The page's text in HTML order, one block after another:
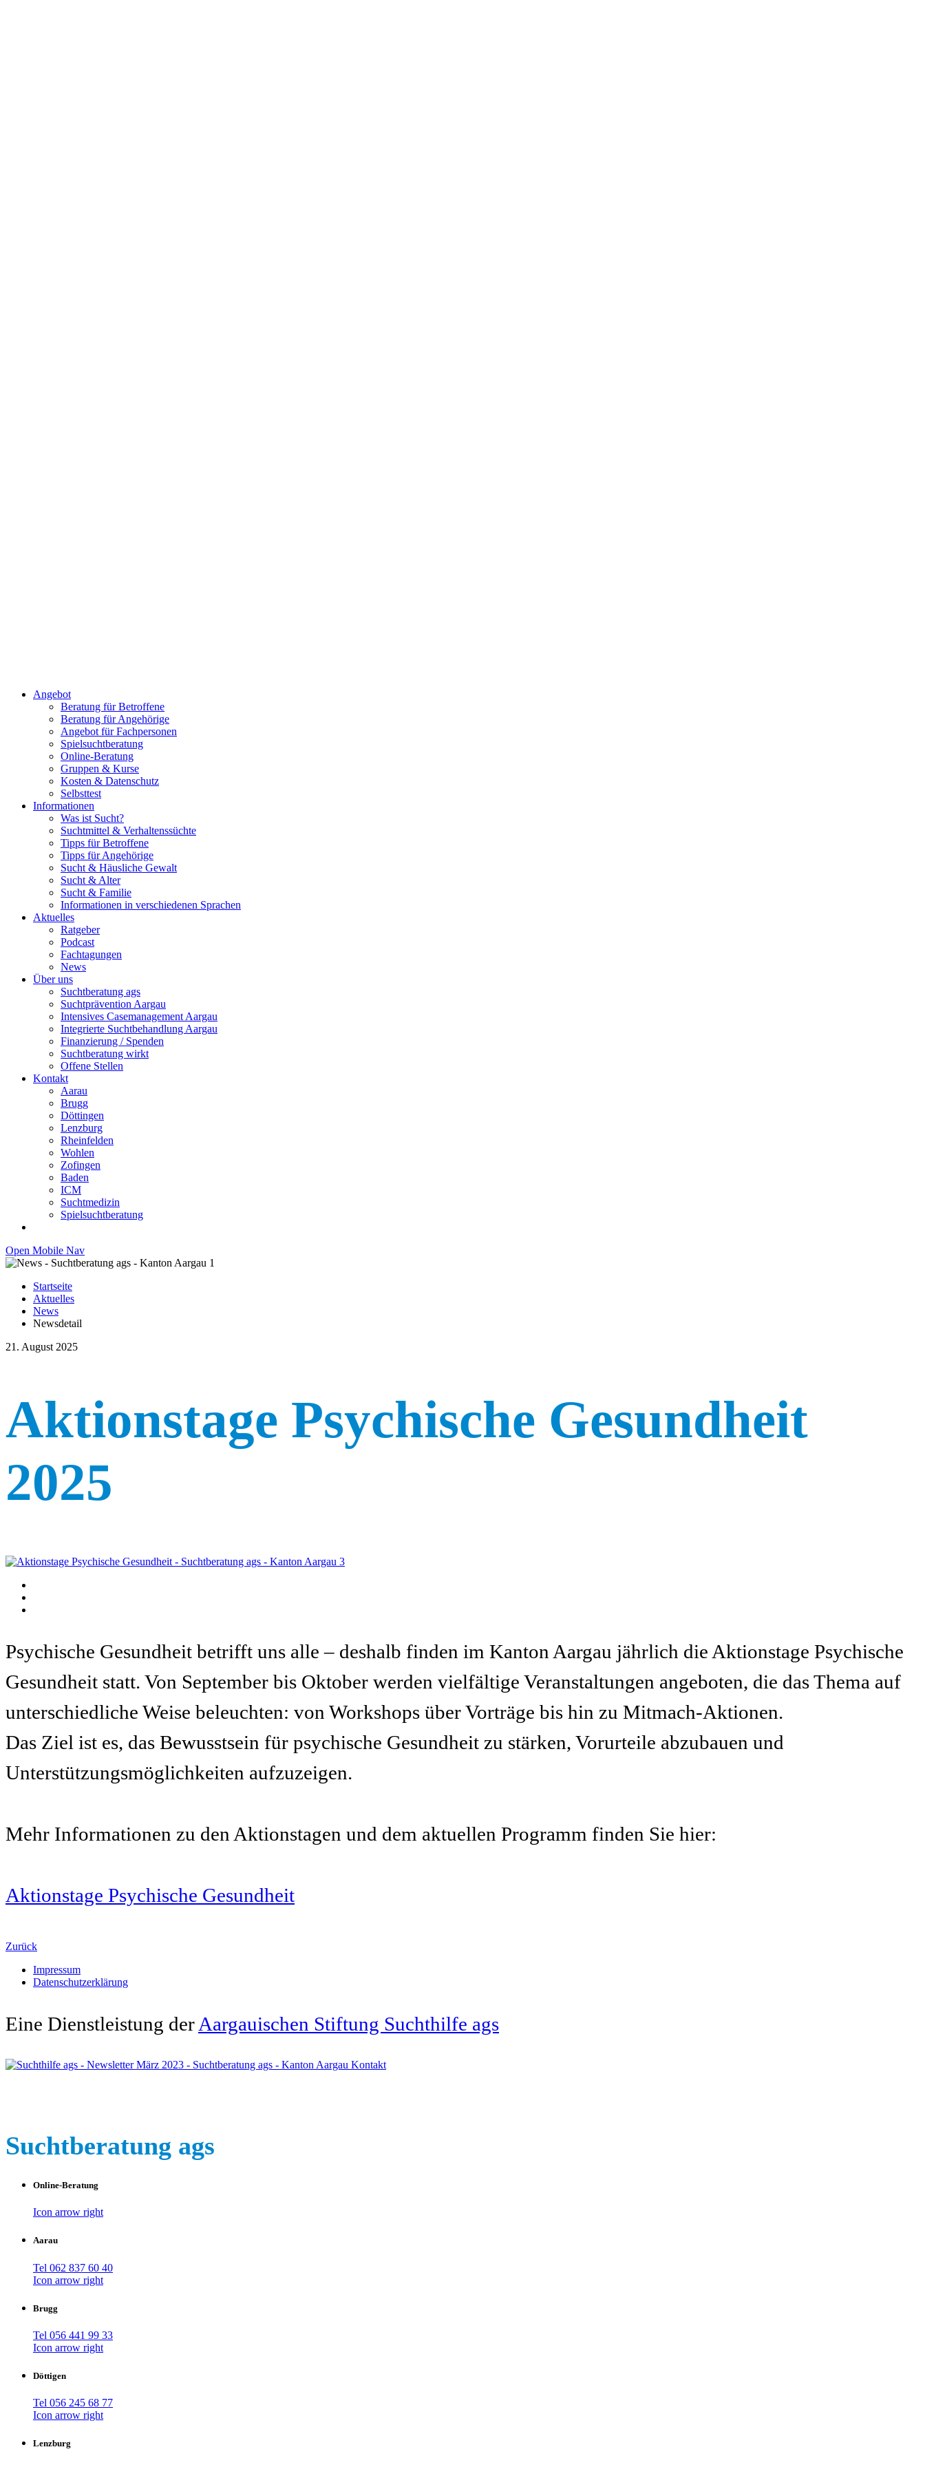
Angebot
Beratung für Betroffene
Beratung für Angehörige
Angebot für Fachpersonen
Spielsuchtberatung
Online-Beratung
Gruppen & Kurse
Kosten & Datenschutz
Selbsttest
Informationen
Was ist Sucht?
Suchtmittel & Verhaltenssüchte
Tipps für Betroffene
Tipps für Angehörige
Sucht & Häusliche Gewalt
Sucht & Alter
Sucht & Familie
Informationen in verschiedenen Sprachen
Aktuelles
Ratgeber
Podcast
Fachtagungen
News
Über uns
Suchtberatung ags
Suchtprävention Aargau
Intensives Casemanagement Aargau
Integrierte Suchtbehandlung Aargau
Finanzierung / Spenden
Suchtberatung wirkt
Offene Stellen
Kontakt
Aarau
Brugg
Döttingen
Lenzburg
Rheinfelden
Wohlen
Zofingen
Baden
ICM
Suchtmedizin
Spielsuchtberatung
Open Mobile Nav
Startseite
Aktuelles
News
Newsdetail
21. August 2025
Aktionstage Psychische Gesundheit
2025
Psychische Gesundheit betrifft uns alle – deshalb finden im Kanton Aargau jährlich die Aktionstage Psychische
Gesundheit statt. Von September bis Oktober werden vielfältige Veranstaltungen angeboten, die das Thema auf
unterschiedliche Weise beleuchten: von Workshops über Vorträge bis hin zu Mitmach-Aktionen.
Das Ziel ist es, das Bewusstsein für psychische Gesundheit zu stärken, Vorurteile abzubauen und
Unterstützungsmöglichkeiten aufzuzeigen.
Mehr Informationen zu den Aktionstagen und dem aktuellen Programm finden Sie hier:
Aktionstage Psychische Gesundheit
Zurück
Impressum
Datenschutzerklärung
Eine Dienstleistung der Aargauischen Stiftung Suchthilfe ags
Kontakt
Suchtberatung ags
Online-Beratung
Icon arrow right
Aarau
Tel 062 837 60 40
Icon arrow right
Brugg
Tel 056 441 99 33
Icon arrow right
Döttigen
Tel 056 245 68 77
Icon arrow right
Lenzburg